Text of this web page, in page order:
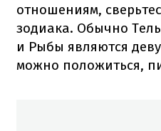
отношениям,
зодиака. Обычно
и Рыбы являются
можно положиться,